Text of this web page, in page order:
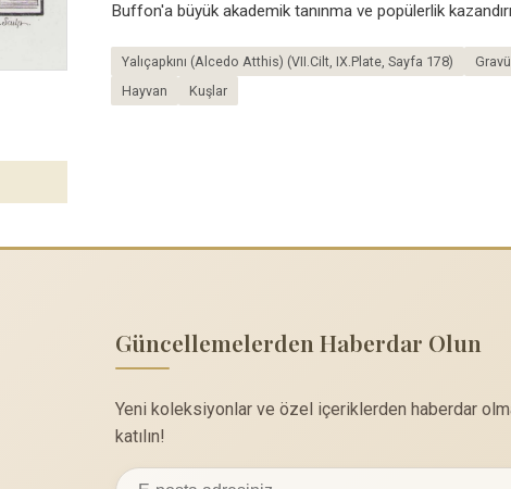
Buffon'a büyük akademik tanınma ve popülerlik
Yalıçapkını (Alcedo Atthis) (VII.Cilt, IX.Plate, Sayfa 178)
Hayvan
Kuşlar
Güncellemelerden Haberdar Olun
Yeni koleksiyonlar ve özel içeriklerden haberdar
katılın!